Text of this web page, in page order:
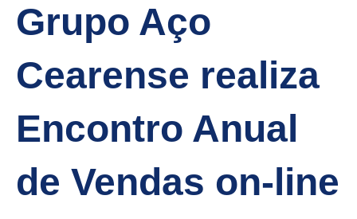
Grupo Aço
Cearense realiza
Encontro Anual
de Vendas on-line